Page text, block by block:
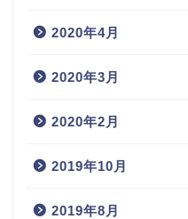
2020年4月
2020年3月
2020年2月
2019年10月
2019年8月